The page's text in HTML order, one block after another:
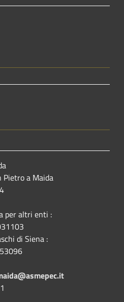
Pietro a Maida
per altri enti :
di Siena :